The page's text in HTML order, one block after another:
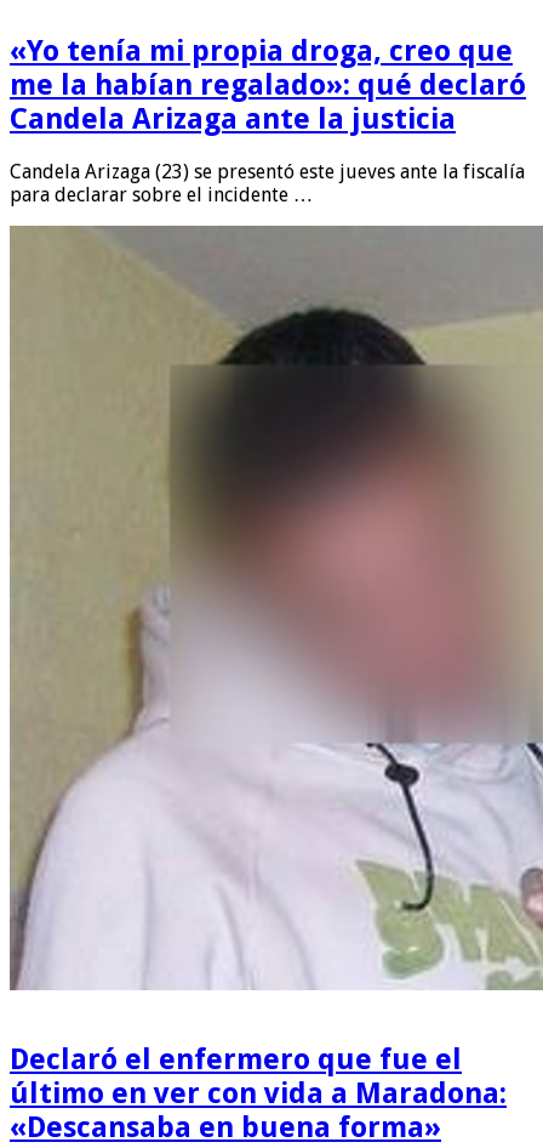
«Yo tenía mi propia droga, creo que
me la habían regalado»: qué declaró
Candela Arizaga ante la justicia
Candela Arizaga (23) se presentó este jueves ante la fiscalía
para declarar sobre el incidente …
Declaró el enfermero que fue el
último en ver con vida a Maradona:
«Descansaba en buena forma»